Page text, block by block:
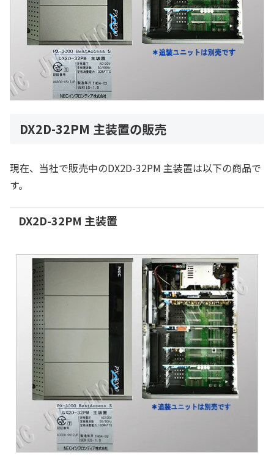
DX2D-32PM 主装置の販売
現在、当社で販売中のDX2D-32PM 主装置は以下の商品で
す。
DX2D-32PM 主装置